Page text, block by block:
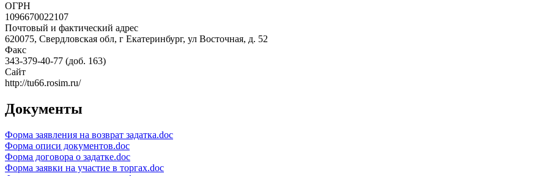
ОГРН
1096670022107
Почтовый и фактический адрес
620075, Свердловская обл, г Екатеринбург, ул Восточная, д. 52
Факс
343-379-40-77 (доб. 163)
Сайт
http://tu66.rosim.ru/
Документы
Форма заявления на возврат задатка.doc
Форма описи документов.doc
Форма договора о задатке.doc
Форма заявки на участие в торгах.doc